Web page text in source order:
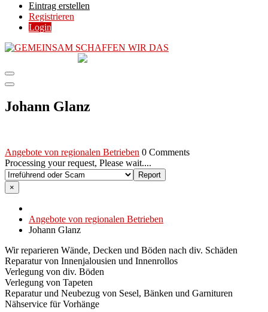
Eintrag erstellen
Registrieren
Login
Johann Glanz
Angebote von regionalen Betrieben 0 Comments
Processing your request, Please wait....
×
Angebote von regionalen Betrieben
Johann Glanz
Wir reparieren Wände, Decken und Böden nach div. Schäden
Reparatur von Innenjalousien und Innenrollos
Verlegung von div. Böden
Verlegung von Tapeten
Reparatur und Neubezug von Sesel, Bänken und Garnituren
Nähservice für Vorhänge